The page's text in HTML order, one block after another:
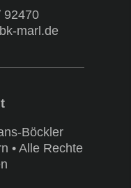
92470
marl.de
Böckler
• Alle Rechte